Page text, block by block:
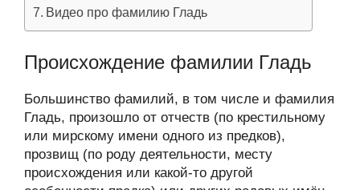
Видео про фамилию Гладь
Происхождение фамилии Гладь
Большинство фамилий, в том числе и фамилия
Гладь, произошло от отчеств (по крестильному
или мирскому имени одного из предков),
прозвищ (по роду деятельности, месту
происхождения или какой-то другой